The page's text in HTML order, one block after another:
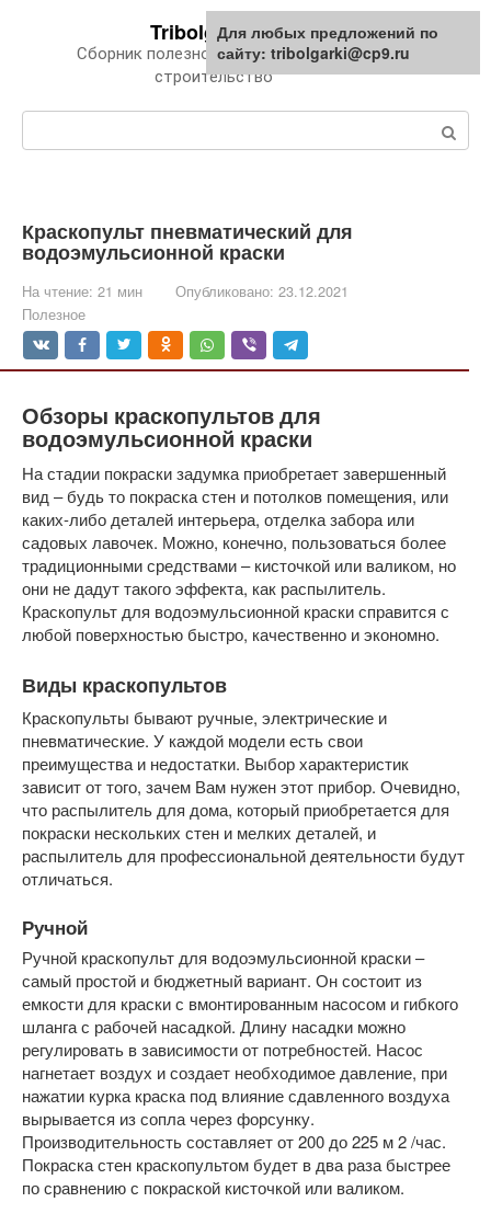
Tribolgarki.ru
Сборник полезной информации про
строительство
Краскопульт пневматический для
водоэмульсионной краски
На чтение: 21 мин Опубликовано: 23.12.2021
Полезное
Обзоры краскопультов для
водоэмульсионной краски
На стадии покраски задумка приобретает завершенный
вид – будь то покраска стен и потолков помещения, или
каких-либо деталей интерьера, отделка забора или
садовых лавочек. Можно, конечно, пользоваться более
традиционными средствами – кисточкой или валиком, но
они не дадут такого эффекта, как распылитель.
Краскопульт для водоэмульсионной краски справится с
любой поверхностью быстро, качественно и экономно.
Виды краскопультов
Краскопульты бывают ручные, электрические и
пневматические. У каждой модели есть свои
преимущества и недостатки. Выбор характеристик
зависит от того, зачем Вам нужен этот прибор. Очевидно,
что распылитель для дома, который приобретается для
покраски нескольких стен и мелких деталей, и
распылитель для профессиональной деятельности будут
отличаться.
Ручной
Ручной краскопульт для водоэмульсионной краски –
самый простой и бюджетный вариант. Он состоит из
емкости для краски с вмонтированным насосом и гибкого
шланга с рабочей насадкой. Длину насадки можно
регулировать в зависимости от потребностей. Насос
нагнетает воздух и создает необходимое давление, при
нажатии курка краска под влияние сдавленного воздуха
вырывается из сопла через форсунку.
Производительность составляет от 200 до 225 м 2 /час.
Покраска стен краскопультом будет в два раза быстрее
по сравнению с покраской кисточкой или валиком.
Для любых предложений по
сайту: tribolgarki@cp9.ru